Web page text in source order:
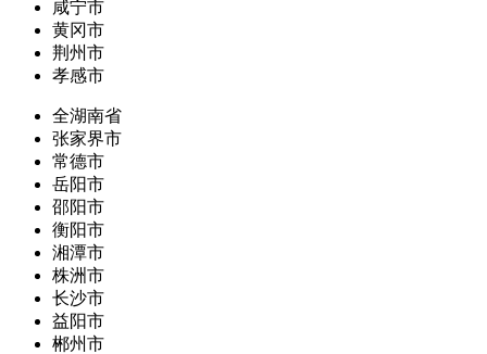
咸宁市
黄冈市
荆州市
孝感市
全湖南省
张家界市
常德市
岳阳市
邵阳市
衡阳市
湘潭市
株洲市
长沙市
益阳市
郴州市